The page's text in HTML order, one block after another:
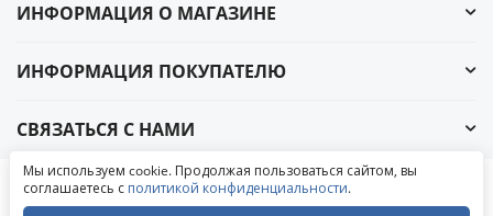
ИНФОРМАЦИЯ О МАГАЗИНЕ
ИНФОРМАЦИЯ ПОКУПАТЕЛЮ
СВЯЗАТЬСЯ С НАМИ
© 2004-2026 «УралАвтоСаунд»
Написать в ВКонтакте
Написать в MAX
Мы используем cookie. Продолжая пользоваться сайтом, вы
соглашаетесь с политикой конфиденциальности.